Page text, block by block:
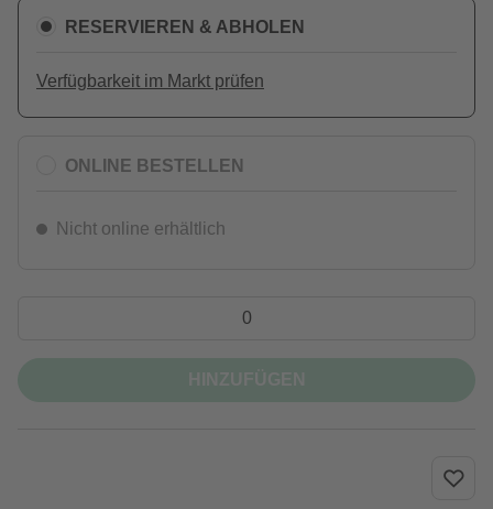
RESERVIEREN & ABHOLEN
Verfügbarkeit im Markt prüfen
ONLINE BESTELLEN
Nicht online erhältlich